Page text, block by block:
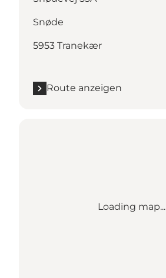
Snøde
5953 Tranekær
Route anzeigen
Loading map...